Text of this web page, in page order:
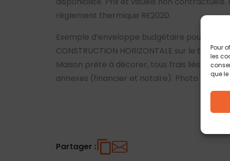
Pour
les
que
règlement thermique RE2020.
Exemple d’enveloppe budgétaire pour la
CONSTRUCTION HORIZONTALE sur le
Maison prête à décorer, tous frais liés à la
annexes (financier et notaire). Photo non
Partager :